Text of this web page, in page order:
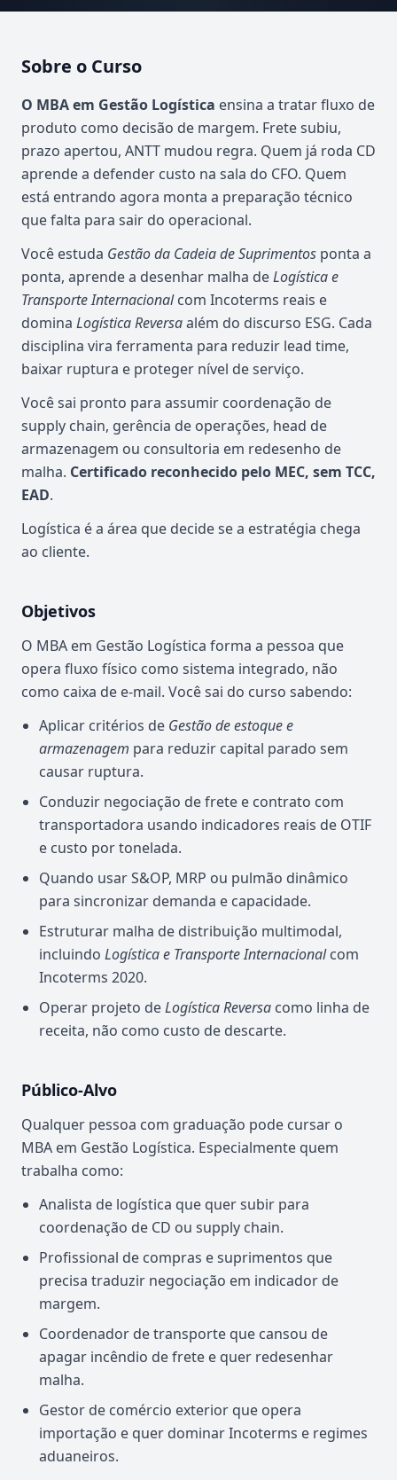
Sobre o Curso
Atualizado em abril de 2026
O MBA em Gestão Logística ensina a tratar fluxo de
produto como decisão de margem. Frete subiu,
prazo apertou, ANTT mudou regra. Quem já roda CD
aprende a defender custo na sala do CFO. Quem
está entrando agora monta a preparação técnico
que falta para sair do operacional.
Você estuda Gestão da Cadeia de Suprimentos ponta a
ponta, aprende a desenhar malha deLogística e
Transporte Internacionalcom Incoterms reais e
domina Logística Reversaalém do discurso ESG. Cada
disciplina vira ferramenta para reduzir lead time,
baixar ruptura e proteger nível de serviço.
Você sai pronto para assumir coordenação de
supply chain, gerência de operações, head de
armazenagem ou consultoria em redesenho de
malha. Certificado reconhecido pelo MEC, sem TCC,
EAD.
Logística é a área que decide se a estratégia chega
ao cliente.
Objetivos
O MBA em Gestão Logística forma a pessoa que
opera fluxo físico como sistema integrado, não
como caixa de e-mail. Você sai do curso sabendo:
Aplicar critérios de Gestão de estoque e
armazenagem para reduzir capital parado sem
causar ruptura.
Conduzir negociação de frete e contrato com
transportadora usando indicadores reais de OTIF
e custo por tonelada.
Quando usar S&OP, MRP ou pulmão dinâmico
para sincronizar demanda e capacidade.
Estruturar malha de distribuição multimodal,
incluindo Logística e Transporte Internacionalcom
Incoterms 2020.
Operar projeto deLogística Reversa como linha de
receita, não como custo de descarte.
Público-Alvo
Qualquer pessoa com graduação pode cursar o
MBA em Gestão Logística. Especialmente quem
trabalha como:
Analista de logística que quer subir para
coordenação de CD ou supply chain.
Profissional de compras e suprimentos que
precisa traduzir negociação em indicador de
margem.
Coordenador de transporte que cansou de
apagar incêndio de frete e quer redesenhar
malha.
Gestor de comércio exterior que opera
importação e quer dominar Incoterms e regimes
aduaneiros.